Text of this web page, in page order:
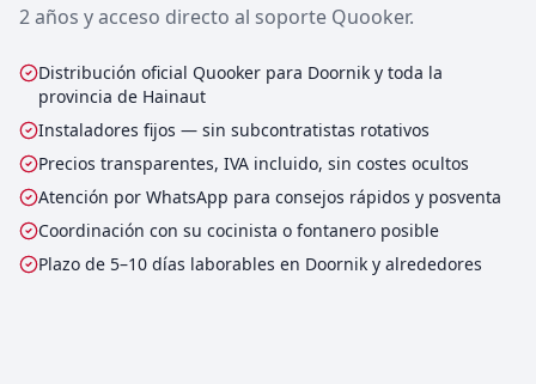
2 años y acceso directo al soporte Quooker.
Distribución oficial Quooker para Doornik y toda la
provincia de Hainaut
Instaladores fijos — sin subcontratistas rotativos
Precios transparentes, IVA incluido, sin costes ocultos
Atención por WhatsApp para consejos rápidos y posventa
Coordinación con su cocinista o fontanero posible
Plazo de 5–10 días laborables en Doornik y alrededores